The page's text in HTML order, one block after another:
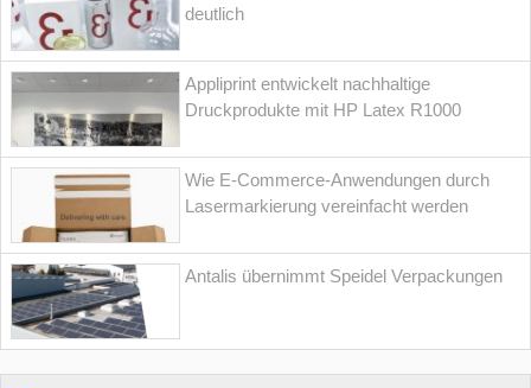
deutlich
Appliprint entwickelt nachhaltige
Druckprodukte mit HP Latex R1000
Wie E-Commerce-Anwendungen durch
Lasermarkierung vereinfacht werden
Antalis übernimmt Speidel Verpackungen